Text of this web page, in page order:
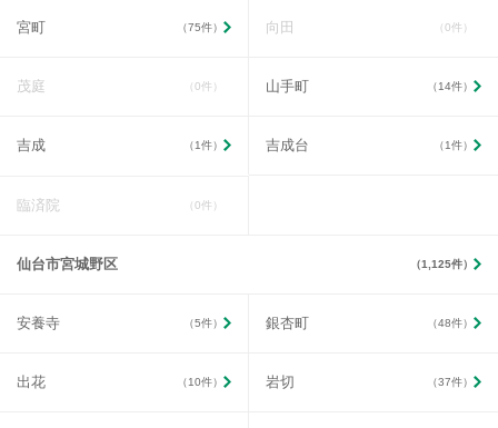
宮町 （75件） 向田 （0件）
茂庭 （0件） 山手町 （14件）
吉成 （1件） 吉成台 （1件）
臨済院 （0件）
仙台市宮城野区 （1,125件）
安養寺 （5件） 銀杏町 （48件）
出花 （10件） 岩切 （37件）